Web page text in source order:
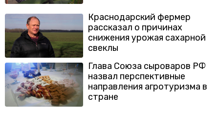
Краснодарский фермер
рассказал о причинах
снижения урожая сахарной
свеклы
Глава Союза сыроваров РФ
назвал перспективные
направления агротуризма в
стране